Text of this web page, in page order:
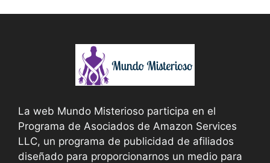
La web Mundo Misterioso participa en el
Programa de Asociados de Amazon Services
LLC, un programa de publicidad de afiliados
diseñado para proporcionarnos un medio para